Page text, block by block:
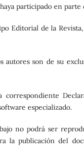
participado en
Editorial de la
autores son de su
correspondiente
especializado.
no podrá ser
la publicación del